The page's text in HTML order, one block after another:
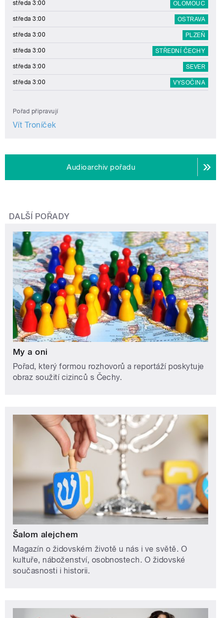
středa 3:00 OLOMOUC
středa 3:00 OSTRAVA
středa 3:00 PLZEŇ
středa 3:00 STŘEDNÍ ČECHY
středa 3:00 SEVER
středa 3:00 VYSOČINA
Pořad připravují
Vít Troníček
Audioarchiv pořadu
DALŠÍ POŘADY
My a oni
Pořad, který formou rozhovorů a reportáží poskytuje
obraz soužití cizinců s Čechy.
Šalom alejchem
Magazín o židovském životě u nás i ve světě. O
kultuře, náboženství, osobnostech. O židovské
současnosti i historii.